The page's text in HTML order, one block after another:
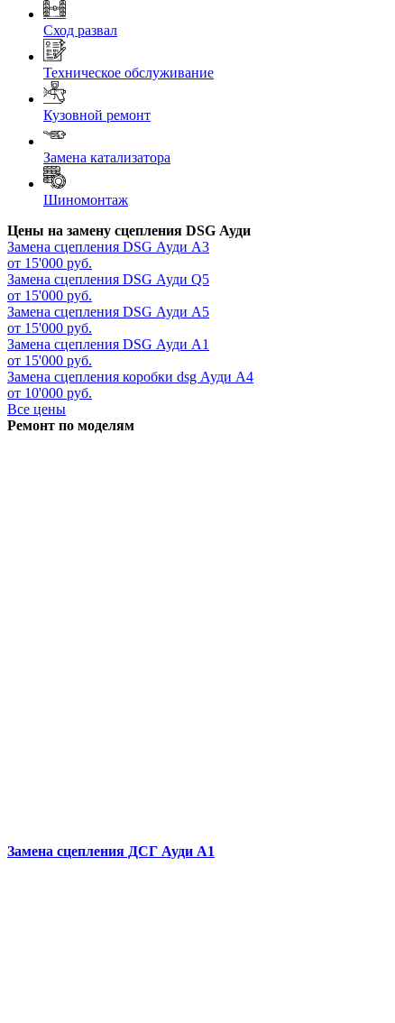
Сход развал
Техническое обслуживание
Кузовной ремонт
Замена катализатора
Шиномонтаж
Цены на замену сцепления DSG Ауди
Замена сцепления DSG Ауди А3
от 15'000 руб.
Замена сцепления DSG Ауди Q5
от 15'000 руб.
Замена сцепления DSG Ауди А5
от 15'000 руб.
Замена сцепления DSG Ауди А1
от 15'000 руб.
Замена сцепления коробки dsg Ауди А4
от 10'000 руб.
Все цены
Ремонт по моделям
Замена сцепления ДСГ Ауди А1